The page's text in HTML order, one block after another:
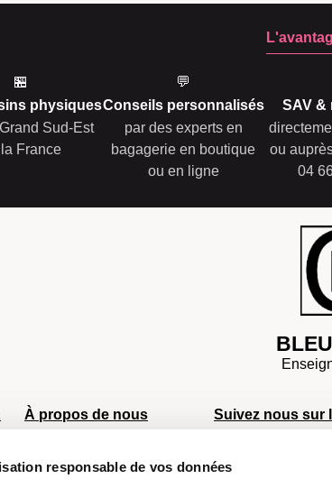
responsable de vos données
🏪
physiques
Sud-Est
France
💬
Conseils personnalisés
par des experts en
bagagerie en boutique
ou en ligne
SAV &
ou
04
À propos de nous
Chiffres clés
Suivez nous sur